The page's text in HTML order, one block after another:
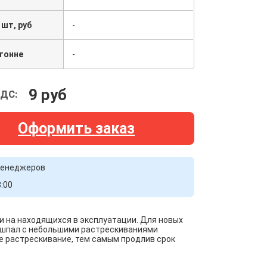
шт, руб -
-
9 руб
Оформить заказ
на находящихся в эксплуатации. Для новых
с небольшими растрескиваниями
растрескивание, тем самым продлив срок